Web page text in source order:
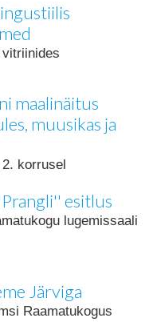
maalinäitus
muusikas ja
korrusel
esitlus
lugemissaali
Järviga
Raamatukogus